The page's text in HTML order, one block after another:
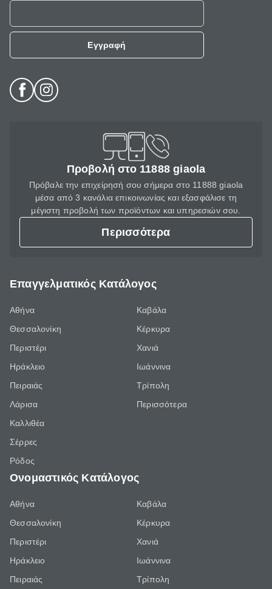
Εγγραφή
Προβολή στο 11888 giaola
Πρόβαλε την επιχείρησή σου σήμερα στο 11888 giaola
μέσα από 3 κανάλια επικοινωνίας και εξασφάλισε τη
μέγιστη προβολή των προϊόντων και υπηρεσιών σου.
Περισσότερα
Επαγγελματικός Κατάλογος
Αθήνα
Θεσσαλονίκη
Περιστέρι
Ηράκλειο
Πειραιάς
Λάρισα
Καλλιθέα
Σέρρες
Ρόδος
Καβάλα
Κέρκυρα
Χανιά
Ιωάννινα
Τρίπολη
Περισσότερα
Ονομαστικός Κατάλογος
Αθήνα
Θεσσαλονίκη
Περιστέρι
Ηράκλειο
Πειραιάς
Καβάλα
Κέρκυρα
Χανιά
Ιωάννινα
Τρίπολη